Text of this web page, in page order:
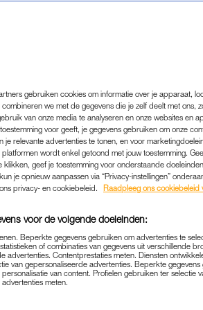
HOFFMAN:
| ROBYN VAN GORSEL
gebruiken cookies om informatie over je apparaat,
we met de gegevens die je zelf deelt met ons,
van onze media te analyseren en onze websites en
voor geeft, je gegevens gebruiken om onze
relevante advertenties te tonen, en voor
wordt enkel getoond met jouw toestemming.
geef je toestemming voor onderstaande
je opnieuw aanpassen via “Privacy-instellingen”
privacy- en cookiebeleid.
Raadpleeg ons cookiebeleid
voor de volgende doeleinden:
Beperkte gegevens gebruiken om advertenties te
of combinaties van gegevens uit verschillende
advertenties. Contentprestaties meten. Diensten
van gepersonaliseerde advertenties. Beperkte
van content. Profielen gebruiken ter selectie
meten.